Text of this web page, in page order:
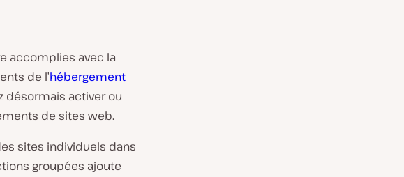
accomplies avec la
de l’hébergement
désormais activer ou
de sites web.
sites individuels dans
groupées ajoute